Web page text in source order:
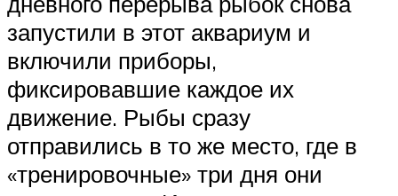
запустили в этот аквариум и
включили приборы,
фиксировавшие каждое их
движение. Рыбы сразу
отправились в то же место, где в
«тренировочные» три дня они